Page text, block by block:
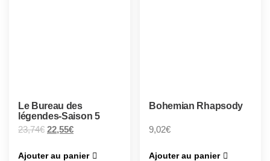
Le Bureau des
légendes-Saison 5
23,74€ 22,55€
Ajouter au panier
Bohemian Rhapsody
9,02€
Ajouter au panier